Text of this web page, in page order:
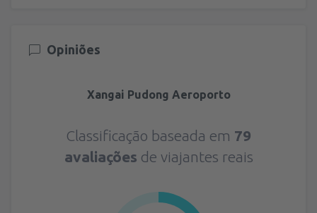
Opiniões
Xangai Pudong Aeroporto
Classificação baseada em 79
avaliações de viajantes reais